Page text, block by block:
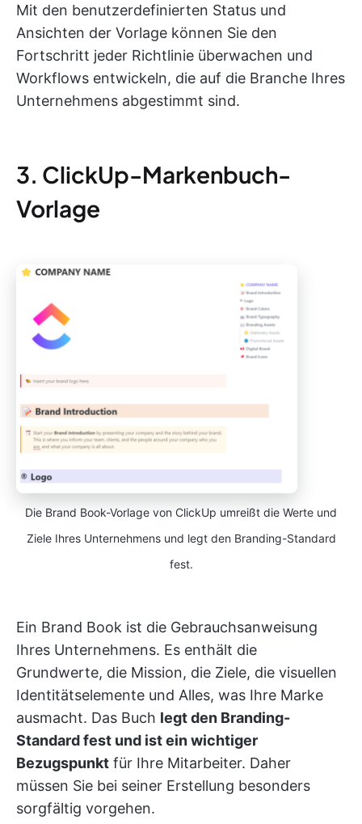
Mit den benutzerdefinierten Status und
Ansichten der Vorlage können Sie den
Fortschritt jeder Richtlinie überwachen und
Workflows entwickeln, die auf die Branche Ihres
Unternehmens abgestimmt sind.
3. ClickUp-Markenbuch-
Vorlage
Die Brand Book-Vorlage von ClickUp umreißt die Werte und
Ziele Ihres Unternehmens und legt den Branding-Standard
fest.
Ein Brand Book ist die Gebrauchsanweisung
Ihres Unternehmens. Es enthält die
Grundwerte, die Mission, die Ziele, die visuellen
Identitätselemente und Alles, was Ihre Marke
ausmacht. Das Buch legt den Branding-
Standard fest und ist ein wichtiger
Bezugspunkt für Ihre Mitarbeiter. Daher
müssen Sie bei seiner Erstellung besonders
sorgfältig vorgehen.